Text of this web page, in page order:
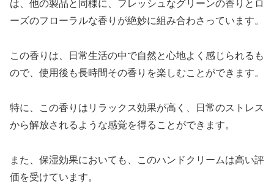
は、他の製品と同様に、フレッシュなグリーンの香りとロ
ーズのフローラルな香りが絶妙に組み合わさっています。
この香りは、日常生活の中で自然と心地よく感じられるも
ので、使用後も長時間その香りを楽しむことができます。
特に、この香りはリラックス効果が高く、日常のストレス
から解放されるような感覚を得ることができます。
また、保湿効果においても、このハンドクリームは高い評
価を受けています。